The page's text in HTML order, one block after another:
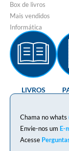
Box de livros
Mais vendidos
Informática
Chama no whats
Envie-nos um E-
Acesse
LIVROS